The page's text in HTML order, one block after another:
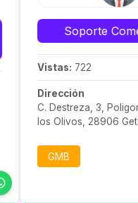
Soporte
Vistas: 722
Dirección
C. Destreza, 3,
los Olivos, 28906
GMB